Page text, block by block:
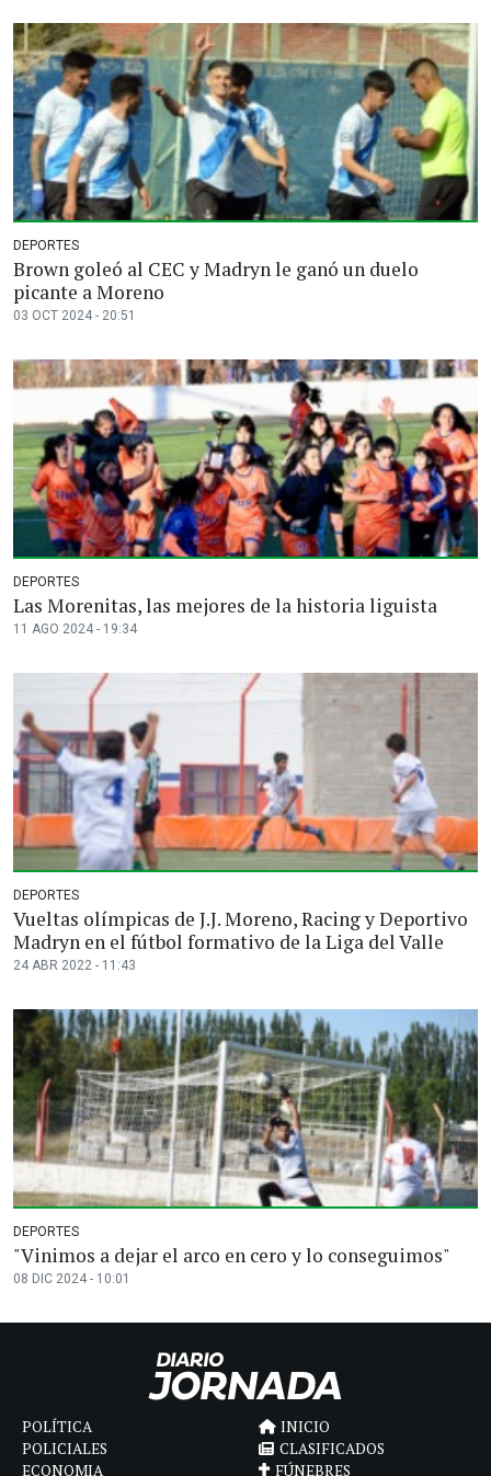
DEPORTES
Brown goleó al CEC y Madryn le ganó un duelo
picante a Moreno
03 OCT 2024 - 20:51
DEPORTES
Las Morenitas, las mejores de la historia liguista
11 AGO 2024 - 19:34
DEPORTES
Vueltas olímpicas de J.J. Moreno, Racing y Deportivo
Madryn en el fútbol formativo de la Liga del Valle
24 ABR 2022 - 11:43
DEPORTES
"Vinimos a dejar el arco en cero y lo conseguimos"
08 DIC 2024 - 10:01
POLÍTICA
POLICIALES
ECONOMIA
INICIO
CLASIFICADOS
FÚNEBRES